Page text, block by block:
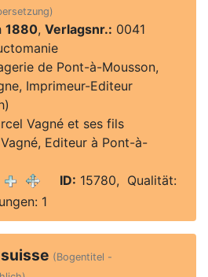
1880, Verlagsnr.: 0041
de Pont-à-Mousson,
Imprimeur-Editeur
Vagné et ses fils
Editeur à Pont-à-
ID: 15780, Qualität:
1
(Bogentitel -